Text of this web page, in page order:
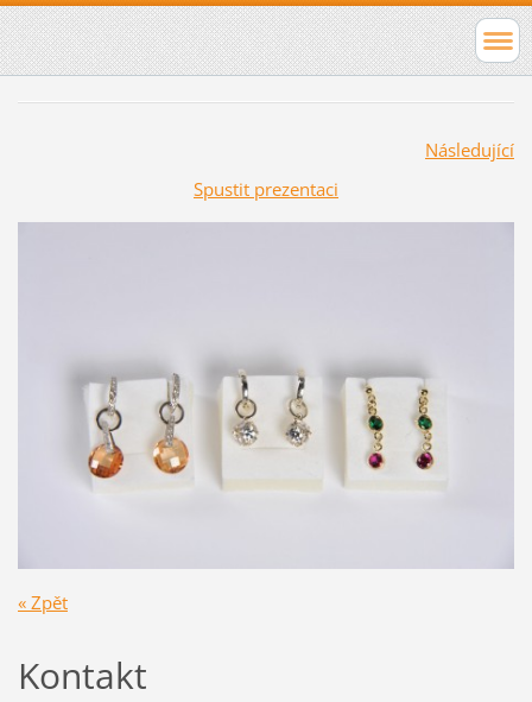
Následující
Spustit prezentaci
« Zpět
Kontakt